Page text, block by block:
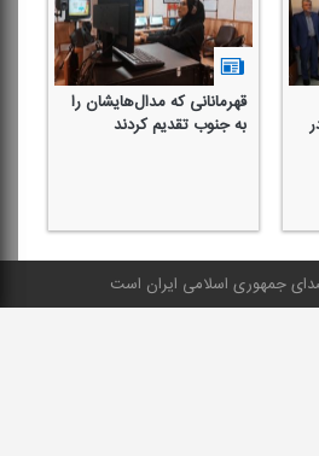
قهرمانانی كه مدال‌هایشان را
به جنوب تقدیم كردند
جمهوری اسلامی ایران است